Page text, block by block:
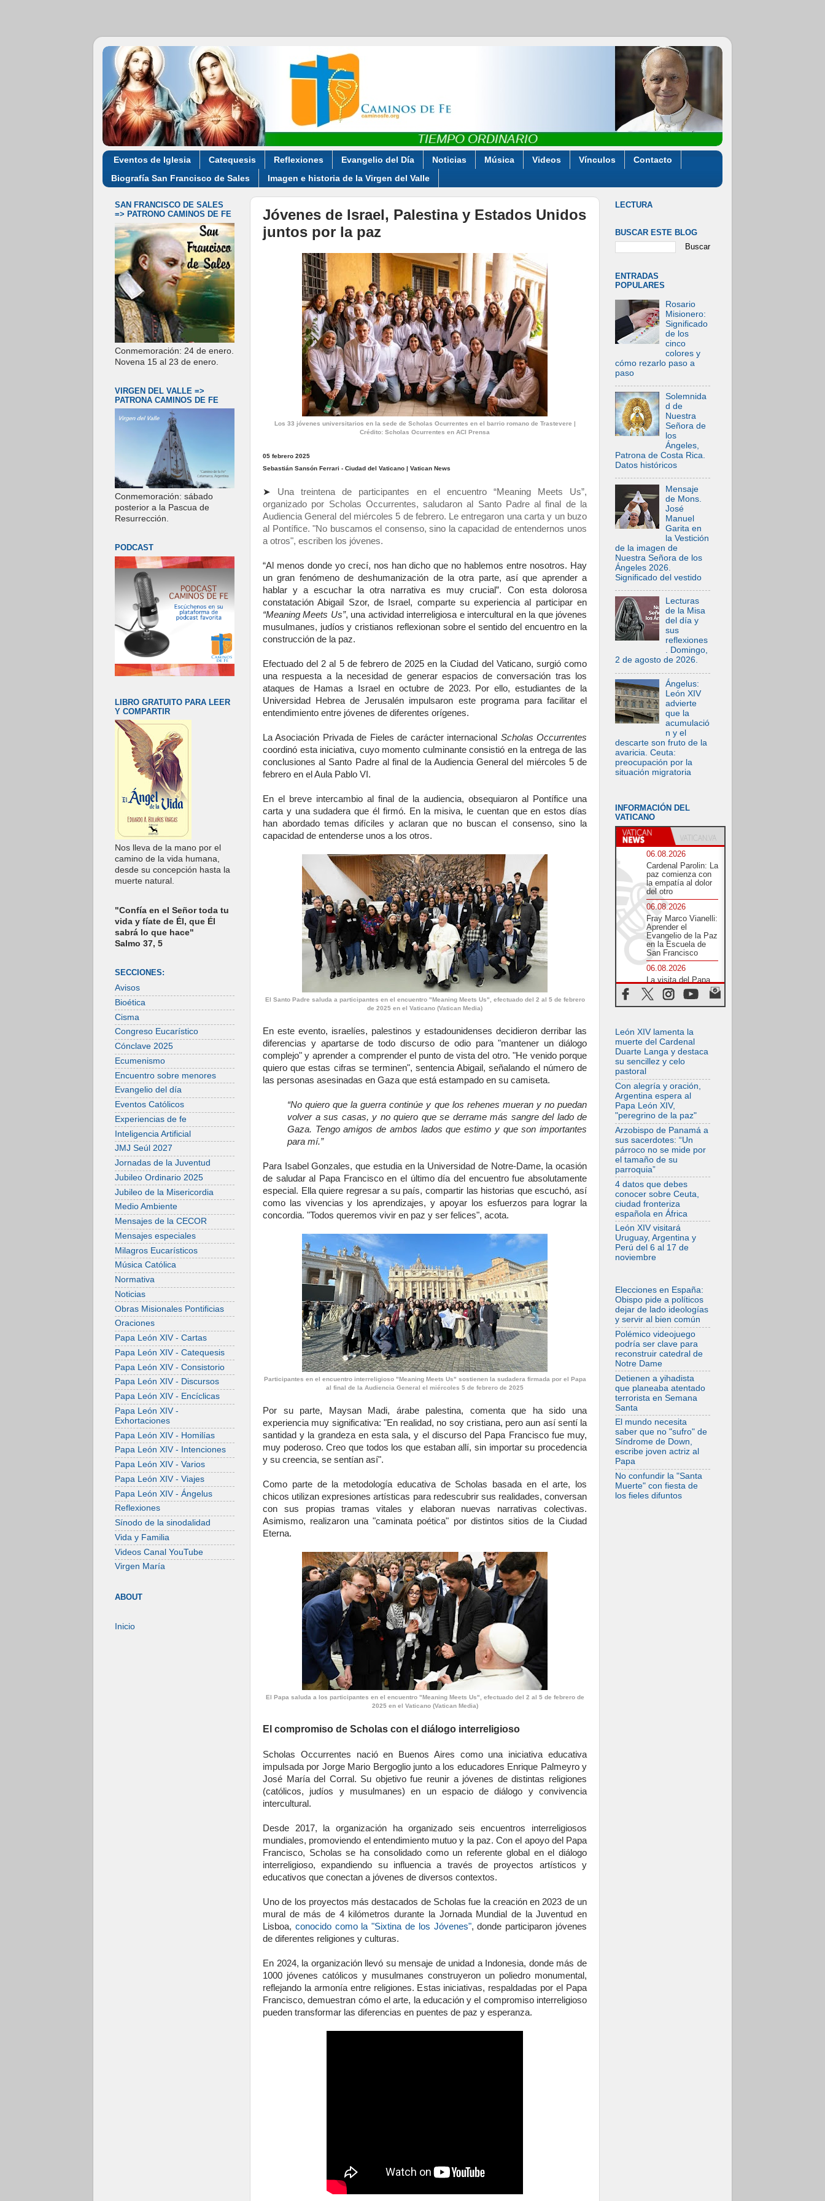
Eventos de Iglesia Catequesis Reflexiones Evangelio del Día Noticias Música Videos Vínculos
Contacto
Biografía San Francisco de Sales
Imagen e historia de la Virgen del Valle
Jóvenes de Israel, Palestina y Estados Unidos
juntos por la paz
Los 33 jóvenes universitarios en la sede de Scholas Ocurrentes en el barrio romano de Trastevere |
Crédito: Scholas Ocurrentes en ACI Prensa
05 febrero 2025
Sebastián Sansón Ferrari - Ciudad del Vaticano | Vatican News
➤ Una treintena de participantes en el encuentro “Meaning Meets Us”,
organizado por Scholas Occurrentes, saludaron al Santo Padre al final de la
Audiencia General del miércoles 5 de febrero. Le entregaron una carta y un buzo
al Pontífice. "No buscamos el consenso, sino la capacidad de entendernos unos
a otros", escriben los jóvenes.
“Al menos donde yo crecí, nos han dicho que no hablemos entre nosotros. Hay
un gran fenómeno de deshumanización de la otra parte, así que aprender a
hablar y a escuchar la otra narrativa es muy crucial”. Con esta dolorosa
constatación Abigail Szor, de Israel, comparte su experiencia al participar en
“Meaning Meets Us”, una actividad interreligiosa e intercultural en la que jóvenes
musulmanes, judíos y cristianos reflexionan sobre el sentido del encuentro en la
construcción de la paz.
Efectuado del 2 al 5 de febrero de 2025 en la Ciudad del Vaticano, surgió como
una respuesta a la necesidad de generar espacios de conversación tras los
ataques de Hamas a Israel en octubre de 2023. Por ello, estudiantes de la
Universidad Hebrea de Jerusalén impulsaron este programa para facilitar el
entendimiento entre jóvenes de diferentes orígenes.
La Asociación Privada de Fieles de carácter internacional Scholas Occurrentes
coordinó esta iniciativa, cuyo momento culminante consistió en la entrega de las
conclusiones al Santo Padre al final de la Audiencia General del miércoles 5 de
febrero en el Aula Pablo VI.
En el breve intercambio al final de la audiencia, obsequiaron al Pontífice una
carta y una sudadera que él firmó. En la misiva, le cuentan que en estos días
han abordado temas difíciles y aclaran que no buscan el consenso, sino la
capacidad de entenderse unos a los otros.
El Santo Padre saluda a participantes en el encuentro "Meaning Meets Us", efectuado del 2 al 5 de febrero
de 2025 en el Vaticano (Vatican Media)
En este evento, israelíes, palestinos y estadounidenses decidieron derribar las
diferencias y apartarse de todo discurso de odio para "mantener un diálogo
complejo" y aprender a comprender el punto de vista del otro. "He venido porque
quiero que estas cifras se terminen", sentencia Abigail, señalando el número de
las personas asesinadas en Gaza que está estampado en su camiseta.
“No quiero que la guerra continúe y que los rehenes mueran y no puedan
volver a sus casas, y no quiero que se derrame más sangre del lado de
Gaza. Tengo amigos de ambos lados que estimo y que son importantes
para mí.”
Para Isabel Gonzales, que estudia en la Universidad de Notre-Dame, la ocasión
de saludar al Papa Francisco en el último día del encuentro fue absolutamente
especial. Ella quiere regresar a su país, compartir las historias que escuchó, así
como las vivencias y los aprendizajes, y apoyar los esfuerzos para lograr la
concordia. "Todos queremos vivir en paz y ser felices", acota.
Participantes en el encuentro interreligioso "Meaning Meets Us" sostienen la sudadera firmada por el Papa
al final de la Audiencia General el miércoles 5 de febrero de 2025
Por su parte, Maysan Madi, árabe palestina, comenta que ha sido una
experiencia muy significativa: "En realidad, no soy cristiana, pero aun así sentí la
santidad y la grandeza en esta sala, y el discurso del Papa Francisco fue muy,
muy poderoso. Creo que todos los que estaban allí, sin importar su procedencia
y su creencia, se sentían así".
Como parte de la metodología educativa de Scholas basada en el arte, los
chicos utilizan expresiones artísticas para redescubrir sus realidades, conversan
con sus propias tramas vitales y elaboran nuevas narrativas colectivas.
Asimismo, realizaron una "caminata poética" por distintos sitios de la Ciudad
Eterna.
El Papa saluda a los participantes en el encuentro "Meaning Meets Us", efectuado del 2 al 5 de febrero de
2025 en el Vaticano (Vatican Media)
El compromiso de Scholas con el diálogo interreligioso
Scholas Occurrentes nació en Buenos Aires como una iniciativa educativa
impulsada por Jorge Mario Bergoglio junto a los educadores Enrique Palmeyro y
José María del Corral. Su objetivo fue reunir a jóvenes de distintas religiones
(católicos, judíos y musulmanes) en un espacio de diálogo y convivencia
intercultural.
Desde 2017, la organización ha organizado seis encuentros interreligiosos
mundiales, promoviendo el entendimiento mutuo y la paz. Con el apoyo del Papa
Francisco, Scholas se ha consolidado como un referente global en el diálogo
interreligioso, expandiendo su influencia a través de proyectos artísticos y
educativos que conectan a jóvenes de diversos contextos.
Uno de los proyectos más destacados de Scholas fue la creación en 2023 de un
mural de más de 4 kilómetros durante la Jornada Mundial de la Juventud en
Lisboa, conocido como la "Sixtina de los Jóvenes", donde participaron jóvenes
de diferentes religiones y culturas.
En 2024, la organización llevó su mensaje de unidad a Indonesia, donde más de
1000 jóvenes católicos y musulmanes construyeron un poliedro monumental,
reflejando la armonía entre religiones. Estas iniciativas, respaldadas por el Papa
Francisco, demuestran cómo el arte, la educación y el compromiso interreligioso
pueden transformar las diferencias en puentes de paz y esperanza.
SAN FRANCISCO DE SALES
=> PATRONO CAMINOS DE FE
Conmemoración: 24 de enero.
Novena 15 al 23 de enero.
VIRGEN DEL VALLE =>
PATRONA CAMINOS DE FE
Conmemoración: sábado
posterior a la Pascua de
Resurrección.
PODCAST
LIBRO GRATUITO PARA LEER
Y COMPARTIR
Nos lleva de la mano por el
camino de la vida humana,
desde su concepción hasta la
muerte natural.
"Confía en el Señor toda tu
vida y fíate de Él, que Él
sabrá lo que hace"
Salmo 37, 5
SECCIONES:
Avisos
Bioética
Cisma
Congreso Eucarístico
Cónclave 2025
Ecumenismo
Encuentro sobre menores
Evangelio del día
Eventos Católicos
Experiencias de fe
Inteligencia Artificial
JMJ Seúl 2027
Jornadas de la Juventud
Jubileo Ordinario 2025
Jubileo de la Misericordia
Medio Ambiente
Mensajes de la CECOR
Mensajes especiales
Milagros Eucarísticos
Música Católica
Normativa
Noticias
Obras Misionales Pontificias
Oraciones
Papa León XIV - Cartas
Papa León XIV - Catequesis
Papa León XIV - Consistorio
Papa León XIV - Discursos
Papa León XIV - Encíclicas
Papa León XIV -
Exhortaciones
Papa León XIV - Homilías
Papa León XIV - Intenciones
Papa León XIV - Varios
Papa León XIV - Viajes
Papa León XIV - Ángelus
Reflexiones
Sínodo de la sinodalidad
Vida y Familia
Videos Canal YouTube
Virgen María
ABOUT
Inicio
LECTURA
BUSCAR ESTE BLOG
ENTRADAS
POPULARES
Rosario
Misionero:
Significado
de los
cinco
colores y
cómo rezarlo paso a
paso
Solemnida
d de
Nuestra
Señora de
los
Ángeles,
Patrona de Costa Rica.
Datos históricos
Mensaje
de Mons.
José
Manuel
Garita en
la Vestición
de la imagen de
Nuestra Señora de los
Ángeles 2026.
Significado del vestido
Lecturas
de la Misa
del día y
sus
reflexiones
. Domingo,
2 de agosto de 2026.
Ángelus:
León XIV
advierte
que la
acumulació
n y el
descarte son fruto de la
avaricia. Ceuta:
preocupación por la
situación migratoria
INFORMACIÓN DEL
VATICANO
06.08.2026
Cardenal Parolin: La
paz comienza con
la empatía al dolor
del otro
06.08.2026
Fray Marco Vianelli:
Aprender el
Evangelio de la Paz
en la Escuela de
San Francisco
06.08.2026
La visita del Papa
León XIV a Asís en
un minuto
de los jóvenes al
Papa: «Hoy nos
sentimos Iglesia»
06.08.2026
Líbano: Reanudan
los coloquios en
Roma en medio de
tensiones y ataques
en el sur del país
06.08.2026
Hiroshima y
Nagasaki, 81 años
después.
Comienzan "Diez
Días Oración por la
Paz"
06.08.2026
Pizzaballa en Asís:
los cristianos
quieren paz
06.08.2026
Sturla: La visita de
León XIV será una
06.08.2026
León XIV: La
revolución del
Evangelio derriba
los muros que
separan
06.08.2026
La Iglesia en Ceuta:
caridad y esperanza
frente al drama
migratorio
León XIV lamenta la
muerte del Cardenal
Duarte Langa y destaca
su sencillez y celo
pastoral
Con alegría y oración,
Argentina espera al
Papa León XIV,
"peregrino de la paz"
Arzobispo de Panamá a
sus sacerdotes: “Un
párroco no se mide por
el tamaño de su
parroquia”
4 datos que debes
conocer sobre Ceuta,
ciudad fronteriza
española en África
León XIV visitará
Uruguay, Argentina y
Perú del 6 al 17 de
noviembre
Elecciones en España:
Obispo pide a políticos
dejar de lado ideologías
y servir al bien común
Polémico videojuego
podría ser clave para
reconstruir catedral de
Notre Dame
Detienen a yihadista
que planeaba atentado
terrorista en Semana
Santa
El mundo necesita
saber que no "sufro" de
Síndrome de Down,
escribe joven actriz al
Papa
No confundir la "Santa
Muerte" con fiesta de
los fieles difuntos